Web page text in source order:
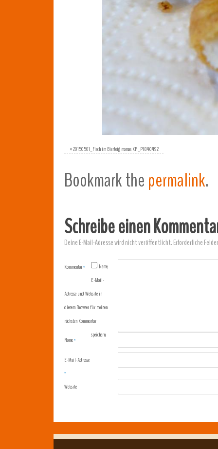
«20150501_Fisch im Bierteig mamas KR_P1840492
Bookmark thepermalink.
Schreibe einen
Deine E-Mail-Adresse wird nicht veröffentlicht.Erforderliche
Kommentar*
Name*
E-Mail-Adresse
*
Website
Name,
E-Mail-
Adresse und Website in
diesem Browser für meinen
nächsten Kommentar
speichern.